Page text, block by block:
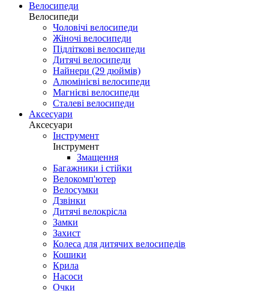
Велосипеди
Велосипеди
Чоловічі велосипеди
Жіночі велосипеди
Підліткові велосипеди
Дитячі велосипеди
Найнери (29 дюймів)
Алюмінієві велосипеди
Магнієві велосипеди
Сталеві велосипеди
Аксесуари
Аксесуари
Інструмент
Інструмент
Змащення
Багажники і стійки
Велокомп'ютер
Велосумки
Дзвінки
Дитячі велокрісла
Замки
Захист
Колеса для дитячих велосипедів
Кошики
Крила
Насоси
Очки